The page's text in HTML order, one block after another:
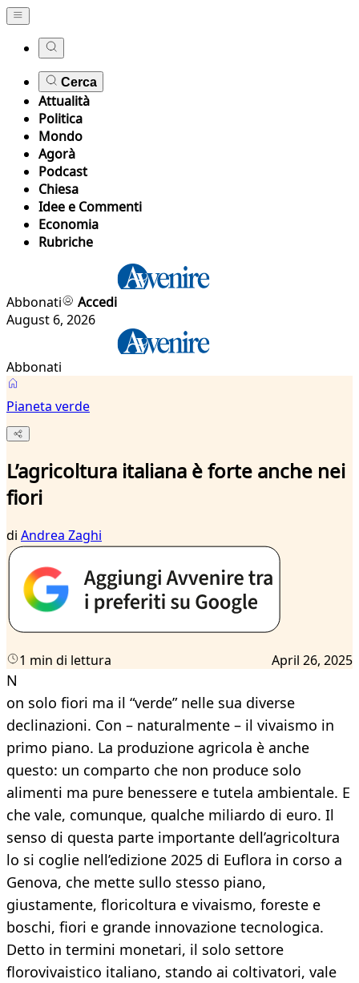
Cerca
Attualità
Politica
Mondo
Agorà
Podcast
Chiesa
Idee e Commenti
Economia
Rubriche
Abbonati
Accedi
August 6, 2026
Abbonati
Pianeta verde
L’agricoltura italiana è forte anche nei
fiori
di Andrea Zaghi
1 min di lettura April 26, 2025
N
on solo fiori ma il “verde” nelle sua diverse
declinazioni. Con – naturalmente – il vivaismo in
primo piano. La produzione agricola è anche
questo: un comparto che non produce solo
alimenti ma pure benessere e tutela ambientale. E
che vale, comunque, qualche miliardo di euro. Il
senso di questa parte importante dell’agricoltura
lo si coglie nell’edizione 2025 di Euflora in corso a
Genova, che mette sullo stesso piano,
giustamente, floricoltura e vivaismo, foreste e
boschi, fiori e grande innovazione tecnologica.
Detto in termini monetari, il solo settore
florovivaistico italiano, stando ai coltivatori, vale